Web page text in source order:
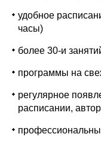
удобное
часы)
более 30-и
программы на
регулярное
расписании,